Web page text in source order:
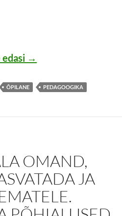
edasi KASVATUS
→
ÕPILANE PEDAGOOGIKA
OMAND,
JA